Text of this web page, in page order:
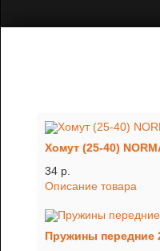
Хомут (25-40)
34 p.
Описание товара
Пружины передние